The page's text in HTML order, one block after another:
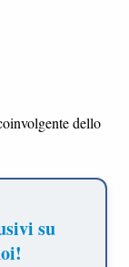
dello
su